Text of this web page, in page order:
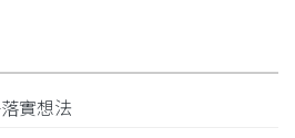
實想法